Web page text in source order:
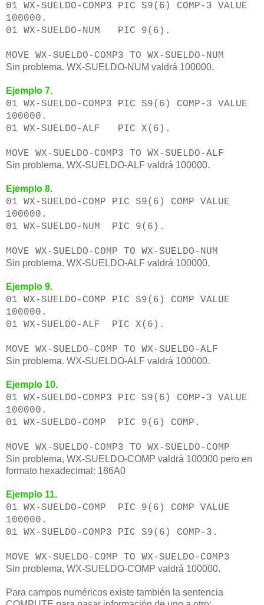
01 WX-SUELDO-COMP3 PIC S9(6) COMP-3 VALUE
100000.
01 WX-SUELDO-NUM PIC 9(6).
MOVE WX-SUELDO-COMP3 TO WX-SUELDO-NUM
Sin problema. WX-SUELDO-NUM valdrá 100000.
Ejemplo 7.
01 WX-SUELDO-COMP3 PIC S9(6) COMP-3 VALUE
100000.
01 WX-SUELDO-ALF PIC X(6).
MOVE WX-SUELDO-COMP3 TO WX-SUELDO-ALF
Sin problema. WX-SUELDO-ALF valdrá 100000.
Ejemplo 8.
01 WX-SUELDO-COMP PIC S9(6) COMP VALUE
100000.
01 WX-SUELDO-NUM PIC 9(6).
MOVE WX-SUELDO-COMP TO WX-SUELDO-NUM
Sin problema. WX-SUELDO-ALF valdrá 100000.
Ejemplo 9.
01 WX-SUELDO-COMP PIC S9(6) COMP VALUE
100000.
01 WX-SUELDO-ALF PIC X(6).
MOVE WX-SUELDO-COMP TO WX-SUELDO-ALF
Sin problema. WX-SUELDO-ALF valdrá 100000.
Ejemplo 10.
01 WX-SUELDO-COMP3 PIC S9(6) COMP-3 VALUE
100000.
01 WX-SUELDO-COMP PIC 9(6) COMP.
MOVE WX-SUELDO-COMP3 TO WX-SUELDO-COMP
Sin problema, WX-SUELDO-COMP valdrá 100000 pero en
formato hexadecimal: 186A0
Ejemplo 11.
01 WX-SUELDO-COMP PIC 9(6) COMP VALUE
100000.
01 WX-SUELDO-COMP3 PIC S9(6) COMP-3.
MOVE WX-SUELDO-COMP TO WX-SUELDO-COMP3
Sin problema, WX-SUELDO-COMP valdrá 100000.
Para campos numéricos existe también la sentencia